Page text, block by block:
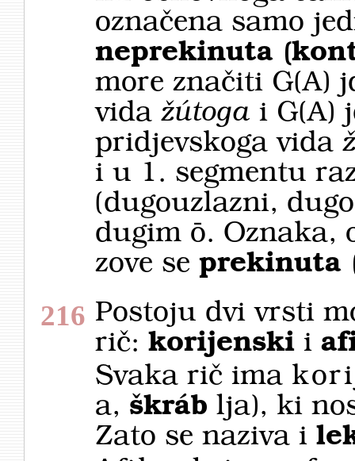
označena samo
neprekinuta
more značiti G(A)
vida žútoga i G(A)
pridjevskoga vida
i u 1. segmentu
(dugouzlazni,
dugim ō. Oznaka,
zove se prekinuta
216 Postoju dvi vrsti
rič: korijenski i
Svaka rič ima
a, škráb lja), ki
Zato se naziva i